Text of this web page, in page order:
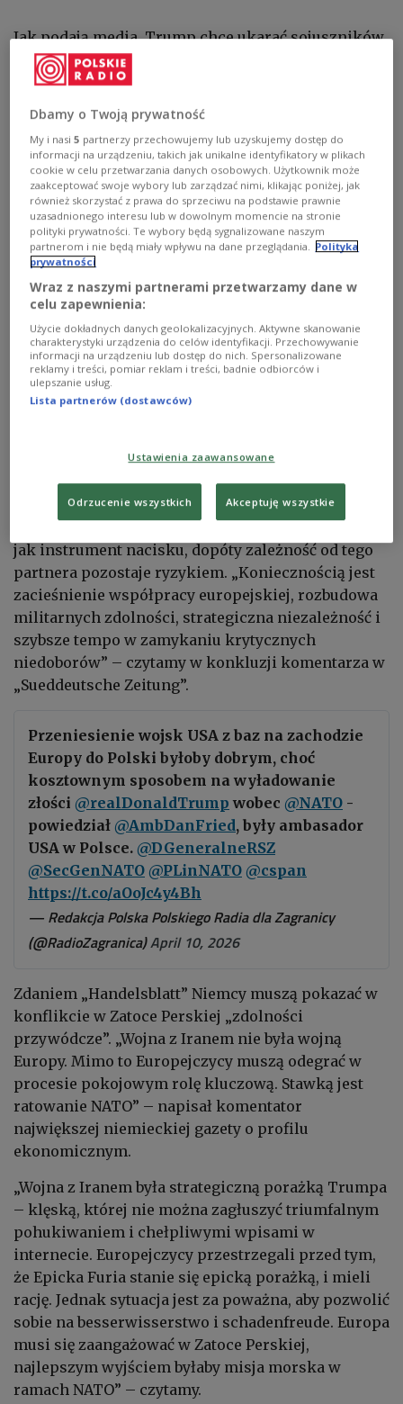
Jak podają media, Trump chce ukarać sojuszników,
którzy w wojnie amerykańsko-izraelskiej
przeciwko Iranowi okazali się „papierowym
relokację wojska, być może kosztem Niemiec” –
wyjaśnił „SZ”.
„Trumpowi chodzi o szantaż” – podkreśliła
komentatorka. Prezydent wie, że w razie wojny
Europa ciągle jeszcze uzależniona jest od
militarnego potencjału USA. Szybkie i
nieskoordynowane wycofanie amerykańskich
oddziałów miałoby poważne następstwa.
Europejczycy od dawna zapowiadają, że zwiększą
swoją niezależność w dziedzinie obrony. Gorzką
prawdą jest to, że niewiele z tego zrealizowali.
Bundeswehra nadrabia braki, lecz dzieje się to za
Groźby Trumpa nie powinny wywoływać w
Europie histerycznych reakcji, lecz powinny
motywować do zdecydowanego działania. Dopóki
prezydent Trump traktuje bezpieczeństwo Europy
jak instrument nacisku, dopóty zależność od tego
partnera pozostaje ryzykiem. „Koniecznością jest
zacieśnienie współpracy europejskiej, rozbudowa
militarnych zdolności, strategiczna niezależność i
szybsze tempo w zamykaniu krytycznych
niedoborów” – czytamy w konkluzji komentarza w
„Sueddeutsche Zeitung”.
Przeniesienie wojsk USA z baz na zachodzie
Europy do Polski byłoby dobrym, choć
kosztownym sposobem na wyładowanie
złości @realDonaldTrump wobec @NATO -
powiedział @AmbDanFried, były ambasador
USA w Polsce. @DGeneralneRSZ
@SecGenNATO @PLinNATO @cspan
https://t.co/aOoJc4y4Bh
— Redakcja Polska Polskiego Radia dla Zagranicy
(@RadioZagranica)April 10, 2026
Zdaniem „Handelsblatt” Niemcy muszą pokazać w
konflikcie w Zatoce Perskiej „zdolności
przywódcze”. „Wojna z Iranem nie była wojną
Europy. Mimo to Europejczycy muszą odegrać w
procesie pokojowym rolę kluczową. Stawką jest
ratowanie NATO” – napisał komentator
największej niemieckiej gazety o profilu
ekonomicznym.
„Wojna z Iranem była strategiczną porażką Trumpa
– klęską, której nie można zagłuszyć triumfalnym
pohukiwaniem i chełpliwymi wpisami w
internecie. Europejczycy przestrzegali przed tym,
że Epicka Furia stanie się epicką porażką, i mieli
rację. Jednak sytuacja jest za poważna, aby pozwolić
sobie na besserwisserstwo i schadenfreude. Europa
musi się zaangażować w Zatoce Perskiej,
najlepszym wyjściem byłaby misja morska w
ramach NATO” – czytamy.
Dbamy o Twoją prywatność
My i nasi5 partnerzy przechowujemy lub uzyskujemy dostęp do
informacji na urządzeniu, takich jak unikalne identyfikatory w plikach
cookie w celu przetwarzania danych osobowych. Użytkownik może
zaakceptować swoje wybory lub zarządzać nimi, klikając poniżej, jak
również skorzystać z prawa do sprzeciwu na podstawie prawnie
uzasadnionego interesu lub w dowolnym momencie na stronie
polityki prywatności. Te wybory będą sygnalizowane naszym
partnerom i nie będą miały wpływu na dane przeglądania.
Polityka
prywatności
Wraz z naszymi partnerami przetwarzamy dane w
celu zapewnienia:
Użycie dokładnych danych geolokalizacyjnych. Aktywne skanowanie
charakterystyki urządzenia do celów identyfikacji. Przechowywanie
informacji na urządzeniu lub dostęp do nich. Spersonalizowane
reklamy i treści, pomiar reklam i treści, badnie odbiorców i
ulepszanie usług.
Lista partnerów (dostawców)
Ustawienia zaawansowane
Odrzucenie wszystkich Akceptuję wszystkie